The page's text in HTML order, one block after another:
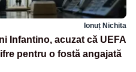
Ionuț Nichita
Infantino, acuzat că UEFA
pentru o fostă angajată